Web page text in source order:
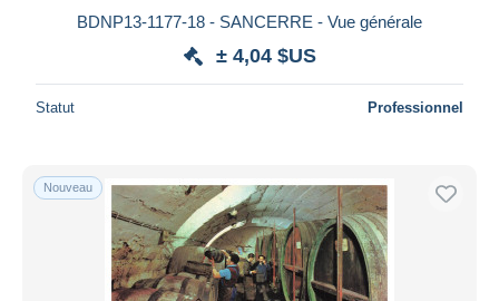
BDNP13-1177-18 - SANCERRE - Vue générale
± 4,04 $US
Statut Professionnel
Nouveau